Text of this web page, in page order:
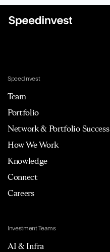
Speedinvest
Team
Portfolio
Network & Portfolio Success
How We Work
Knowledge
Connect
Careers
Investment Teams
AI & Infra